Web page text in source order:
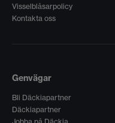
Visselblåsarpolicy
Kontakta oss
Genvägar
Bli Däckiapartner
Däckiapartner